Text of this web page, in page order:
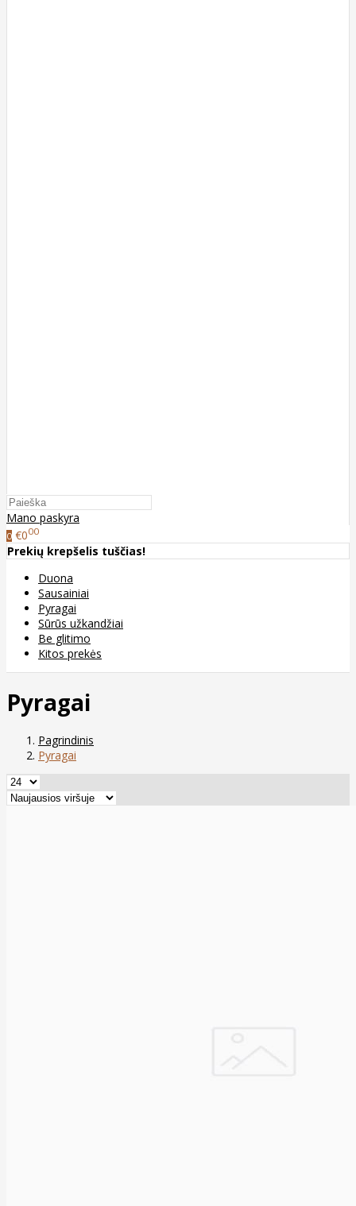
Mano paskyra
0 €000
Prekių krepšelis tuščias!
Duona
Sausainiai
Pyragai
Sūrūs užkandžiai
Be glitimo
Kitos prekės
Pyragai
Pagrindinis
Pyragai